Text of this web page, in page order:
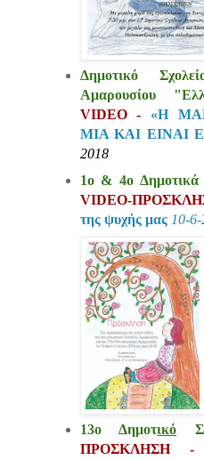
Δημοτικό
Αμαρουσίου
VIDEO - «Η
ΜΙΑ ΚΑΙ ΕΙΝΑΙ
2018
1ο & 4ο Δημοτικά
VIDEO-
της ψυχής μας 10-
13ο Δημοτικό
ΠΡΟΣΚΛΗΣΗ -